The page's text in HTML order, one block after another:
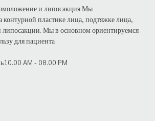
и липосакция Мы
контурной пластике лица, подтяжке лица,
липосакции. Мы в основном ориентируемся
для пациента
AM - 08.00 PM